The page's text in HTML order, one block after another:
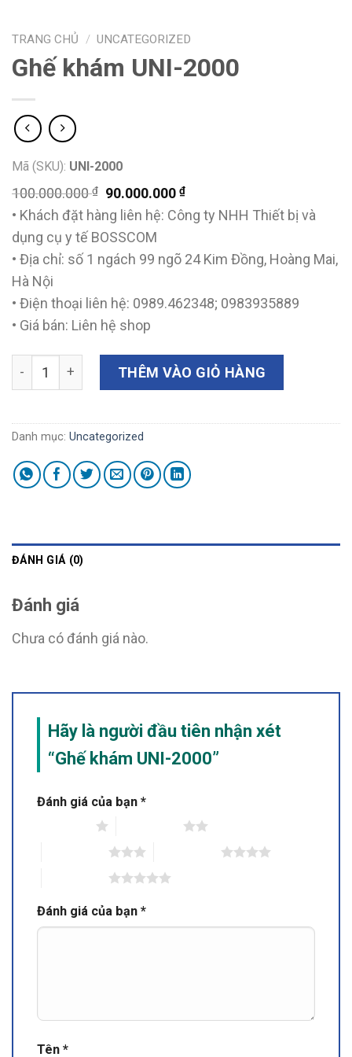
TRANG CHỦ / UNCATEGORIZED
Ghế khám UNI-2000
Mã (SKU): UNI-2000
100.000.000₫
Giá
gốc
là:
100.000.000 ₫.
90.000.000₫Giá
hiện
là:
• Khách đặt hàng liên hệ: Công ty NHH Thiết bị và
dụng cụ y tế BOSSCOM
• Địa chỉ: số 1 ngách 99 ngõ 24 Kim Đồng, Hoàng Mai,
Hà Nội
• Điện thoại liên hệ: 0989.462348; 0983935889
• Giá bán: Liên hệ shop
Ghế khám UNI-2000 số lượng
THÊM VÀO GIỎ HÀNG
Danh mục: Uncategorized
ĐÁNH GIÁ (0)
Đánh giá
Chưa có đánh giá nào.
Hãy là người đầu tiên nhận xét
“Ghế khám UNI-2000”
Đánh giá của bạn *
Đánh giá của bạn *
Tên *